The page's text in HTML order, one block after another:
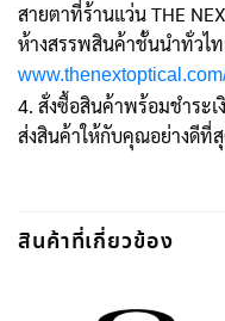
สายตาที่ร้านแว่น THE
ห้างสรรพสินค้าชั้นนำทั่วไ
4. สั่งซื้อสินค้าพร้อมชำระเ
ส่งสินค้าให้กับคุณอย่างดีที่
สินค้าที่เกี่ยวข้อง